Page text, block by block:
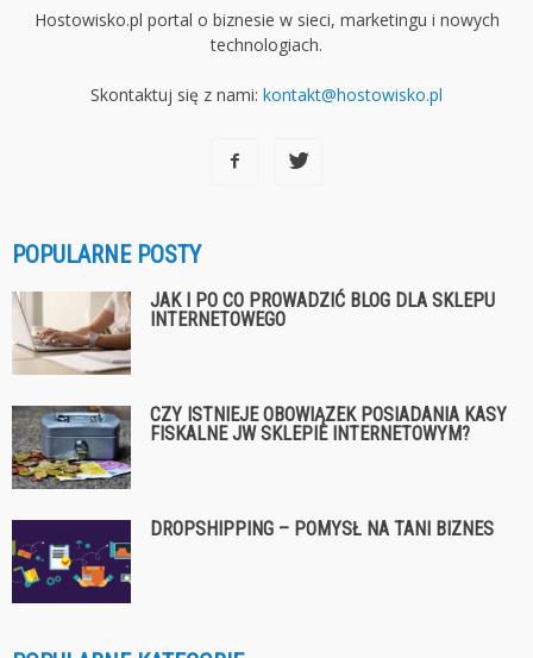
Hostowisko.pl portal o biznesie w sieci, marketingu i nowych
technologiach.
Skontaktuj się z nami: kontakt@hostowisko.pl
POPULARNE POSTY
JAK I PO CO PROWADZIĆ BLOG DLA SKLEPU
INTERNETOWEGO
CZY ISTNIEJE OBOWIĄZEK POSIADANIA KASY
FISKALNE JW SKLEPIE INTERNETOWYM?
DROPSHIPPING – POMYSŁ NA TANI BIZNES